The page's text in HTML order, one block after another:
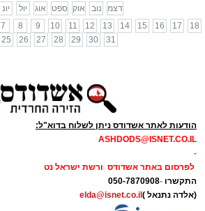
יונ יול אוג ספט אוק נוב
דצמ
7 8 9 10 11 12 13 14 15 16 17
18
25 26 27 28 29 30 31
הודעות לאתר אשדודס ניתן לשלוח בדוא"ל:
ASHDODS@ISNET.CO.IL
-
לפרסום באתר אשדודס ורשת ישראל נט
התקשרו -
050-7870908
(אלדה נתנאל ) elda@isnet.co.il